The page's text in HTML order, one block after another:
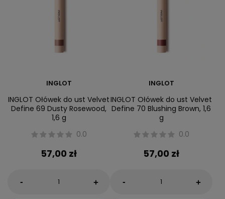
INGLOT
INGLOT Ołówek do ust Velvet
Define 69 Dusty Rosewood,
1,6 g
0.0
57,00 zł
- +
INGLOT
INGLOT Ołówek do ust Velvet
Define 70 Blushing Brown, 1,6
g
0.0
57,00 zł
- +